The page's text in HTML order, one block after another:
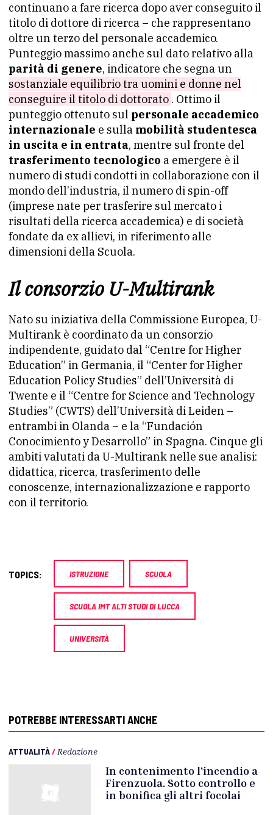
continuano a fare ricerca dopo aver conseguito il
titolo di dottore di ricerca – che rappresentano
oltre un terzo del personale accademico.
Punteggio massimo anche sul dato relativo alla
parità di genere, indicatore che segna un
sostanziale equilibrio tra uomini e donne nel
conseguire il titolo di dottorato . Ottimo il
punteggio ottenuto sul personale accademico
internazionale e sulla mobilità studentesca
in uscita e in entrata, mentre sul fronte del
trasferimento tecnologico a emergere è il
numero di studi condotti in collaborazione con il
mondo dell’industria, il numero di spin-off
(imprese nate per trasferire sul mercato i
risultati della ricerca accademica) e di società
fondate da ex allievi, in riferimento alle
dimensioni della Scuola.
Il consorzio U-Multirank
Nato su iniziativa della Commissione Europea, U-
Multirank è coordinato da un consorzio
indipendente, guidato dal “Centre for Higher
Education” in Germania, il “Center for Higher
Education Policy Studies” dell’Università di
Twente e il “Centre for Science and Technology
Studies” (CWTS) dell’Università di Leiden –
entrambi in Olanda – e la “Fundación
Conocimiento y Desarrollo” in Spagna. Cinque gli
ambiti valutati da U-Multirank nelle sue analisi:
didattica, ricerca, trasferimento delle
conoscenze, internazionalizzazione e rapporto
con il territorio.
TOPICS: ISTRUZIONE SCUOLA
SCUOLA IMT ALTI STUDI DI LUCCA
UNIVERSITÀ
POTREBBE INTERESSARTI ANCHE
ATTUALITÀ/ Redazione
In contenimento l'incendio a
Firenzuola. Sotto controllo e
in bonifica gli altri focolai